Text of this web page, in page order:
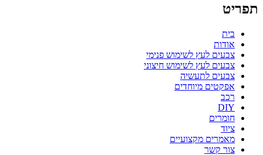
תפריט
בית
אודות
צבעים לעץ לשימוש פנימי
צבעים לעץ לשימוש חיצוני
צבעים לתעשיה
אפקטים מיוחדים
רכב
DIY
חומרים
ציוד
מאמרים מקצועיים
צור קשר